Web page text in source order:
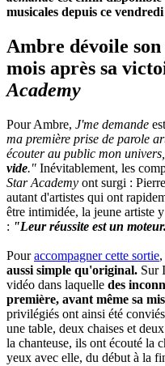
musicales depuis ce
Ambre dévoile
mois après sa
Academy
Pour Ambre, J'me demande
ma première prise de parole
écouter au public mon
vide." Inévitablement, les
Star Academy ont surgi :
autant d'artistes qui ont
être intimidée, la jeune artiste
: "Leur réussite est un
Pouraccompagner cette sortie
aussi simple qu'original. Sur
vidéo dans laquelle des
première, avant même sa
privilégiés ont ainsi été
une table, deux chaises et
la chanteuse, ils ont écouté la
yeux avec elle, du début à la